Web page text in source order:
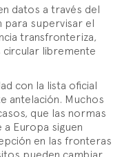
datos a través del
para supervisar el
transfronteriza,
libremente
con la lista oficial
antelación. Muchos
que las normas
Europa siguen
en las fronteras